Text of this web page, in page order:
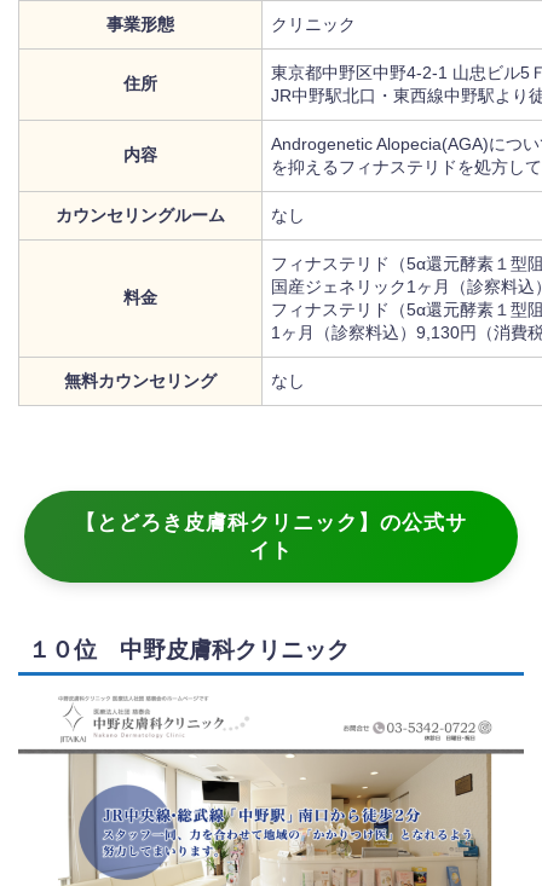
事業形態 クリニック
住所
東京都中野区中野4-2-1 山忠ビル5
JR中野駅北口・東西線中野駅より
内容
Androgenetic Alopecia(AGA)につ
を抑えるフィナステリドを処方し
カウンセリングルーム なし
料金
フィナステリド（5α還元酵素１型
国産ジェネリック1ヶ月（診察料
フィナステリド（5α還元酵素１型
1ヶ月（診察料込）9,130円（消費
無料カウンセリング なし
【とどろき皮膚科クリニック】の公式サ
イト
１０位 中野皮膚科クリニック